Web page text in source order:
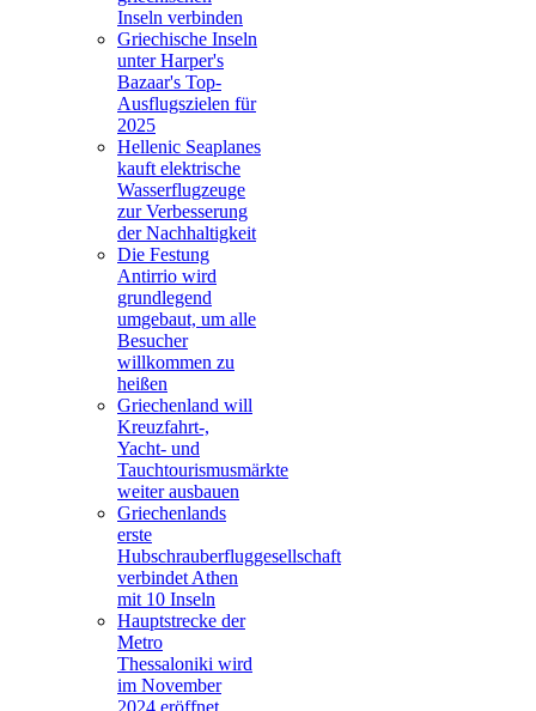
Inseln verbinden
Griechische Inseln
unter Harper's
Bazaar's Top-
Ausflugszielen für
2025
Hellenic Seaplanes
kauft elektrische
Wasserflugzeuge
zur Verbesserung
der Nachhaltigkeit
Die Festung
Antirrio wird
grundlegend
umgebaut, um alle
Besucher
willkommen zu
heißen
Griechenland will
Kreuzfahrt-,
Yacht- und
Tauchtourismusmärkte
weiter ausbauen
Griechenlands
erste
Hubschrauberfluggesellschaft
verbindet Athen
mit 10 Inseln
Hauptstrecke der
Metro
Thessaloniki wird
im November
2024 eröffnet